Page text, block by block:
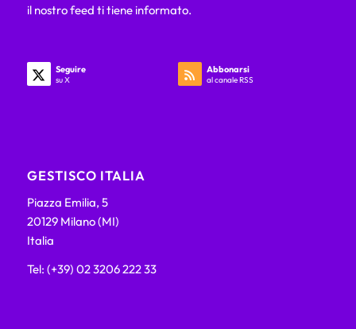
il nostro feed ti tiene informato.
Seguire
su X
Abbonarsi
al canale RSS
GESTISCO ITALIA
Piazza Emilia, 5
20129 Milano (MI)
Italia
Tel: (+39) 02 3206 222 33